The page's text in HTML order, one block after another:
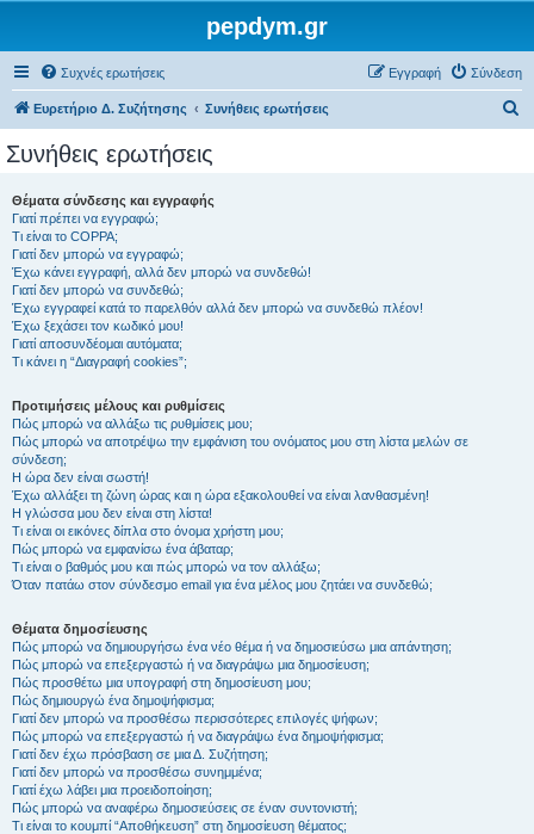
pepdym.gr
Συχνές ερωτήσεις Σύνδεση
Εγγραφή
Ευρετήριο Δ. Συζήτησης Συνήθεις ερωτήσεις
Συνήθεις ερωτήσεις
Θέματα σύνδεσης και εγγραφής
Γιατί πρέπει να εγγραφώ;
Τι είναι το COPPA;
Γιατί δεν μπορώ να εγγραφώ;
Έχω κάνει εγγραφή, αλλά δεν μπορώ να συνδεθώ!
Γιατί δεν μπορώ να συνδεθώ;
Έχω εγγραφεί κατά το παρελθόν αλλά δεν μπορώ να συνδεθώ πλέον!
Έχω ξεχάσει τον κωδικό μου!
Γιατί αποσυνδέομαι αυτόματα;
Τι κάνει η “Διαγραφή cookies”;
Προτιμήσεις μέλους και ρυθμίσεις
Πώς μπορώ να αλλάξω τις ρυθμίσεις μου;
Πώς μπορώ να αποτρέψω την εμφάνιση του ονόματος μου στη λίστα μελών σε
σύνδεση;
Η ώρα δεν είναι σωστή!
Έχω αλλάξει τη ζώνη ώρας και η ώρα εξακολουθεί να είναι λανθασμένη!
Η γλώσσα μου δεν είναι στη λίστα!
Τι είναι οι εικόνες δίπλα στο όνομα χρήστη μου;
Πώς μπορώ να εμφανίσω ένα άβαταρ;
Τι είναι ο βαθμός μου και πώς μπορώ να τον αλλάξω;
Όταν πατάω στον σύνδεσμο email για ένα μέλος μου ζητάει να συνδεθώ;
Θέματα δημοσίευσης
Πώς μπορώ να δημιουργήσω ένα νέο θέμα ή να δημοσιεύσω μια απάντηση;
Πώς μπορώ να επεξεργαστώ ή να διαγράψω μια δημοσίευση;
Πώς προσθέτω μια υπογραφή στη δημοσίευση μου;
Πώς δημιουργώ ένα δημοψήφισμα;
Γιατί δεν μπορώ να προσθέσω περισσότερες επιλογές ψήφων;
Πώς μπορώ να επεξεργαστώ ή να διαγράψω ένα δημοψήφισμα;
Γιατί δεν έχω πρόσβαση σε μια Δ. Συζήτηση;
Γιατί δεν μπορώ να προσθέσω συνημμένα;
Γιατί έχω λάβει μια προειδοποίηση;
Πώς μπορώ να αναφέρω δημοσιεύσεις σε έναν συντονιστή;
Τι είναι το κουμπί “Αποθήκευση” στη δημοσίευση θέματος;